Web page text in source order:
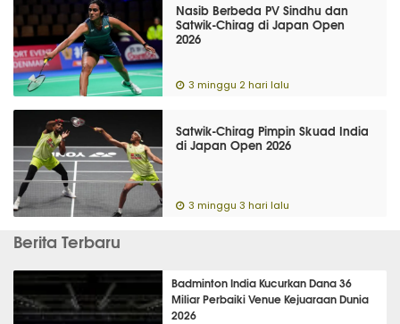
Nasib Berbeda PV Sindhu dan
Satwik-Chirag di Japan Open
2026
3 minggu 2 hari lalu
Satwik-Chirag Pimpin Skuad India
di Japan Open 2026
3 minggu 3 hari lalu
Berita Terbaru
Badminton India Kucurkan Dana 36
Miliar Perbaiki Venue Kejuaraan Dunia
2026